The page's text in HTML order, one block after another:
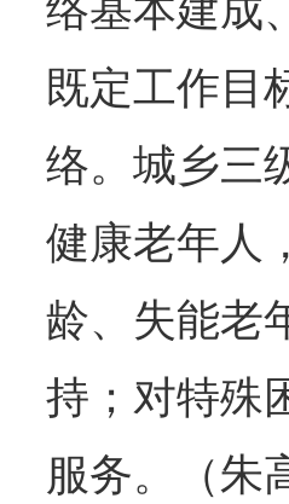
络基本建成
既定工作目
络。城乡三
健康老年人
龄、失能老
持；对特殊
服务。（朱